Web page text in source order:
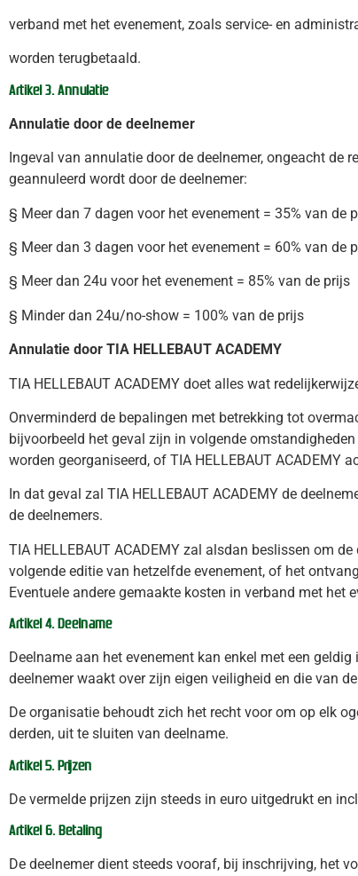
verband met het evenement, zoals service- en
worden terugbetaald.
Artikel 3. Annulatie
Annulatie door de deelnemer
Ingeval van annulatie door de deelnemer, ongeacht
geannuleerd wordt door de deelnemer:
§ Meer dan 7 dagen voor het evenement = 35% van de
§ Meer dan 3 dagen voor het evenement = 60% van de
§ Meer dan 24u voor het evenement = 85% van de prijs
§ Minder dan 24u/no-show = 100% van de prijs
Annulatie door TIA HELLEBAUT ACADEMY
TIA HELLEBAUT ACADEMY doet alles wat
Onverminderd de bepalingen met betrekking tot
bijvoorbeeld het geval zijn in volgende
worden georganiseerd, of TIA HELLEBAUT
In dat geval zal TIA HELLEBAUT ACADEMY de
de deelnemers.
TIA HELLEBAUT ACADEMY zal alsdan beslissen om
volgende editie van hetzelfde evenement, of het
Eventuele andere gemaakte kosten in verband met het
Artikel 4. Deelname
Deelname aan het evenement kan enkel met een
deelnemer waakt over zijn eigen veiligheid en die van
De organisatie behoudt zich het recht voor om op elk
derden, uit te sluiten van deelname.
Artikel 5. Prijzen
De vermelde prijzen zijn steeds in euro uitgedrukt en
Artikel 6. Betaling
De deelnemer dient steeds vooraf, bij inschrijving, het